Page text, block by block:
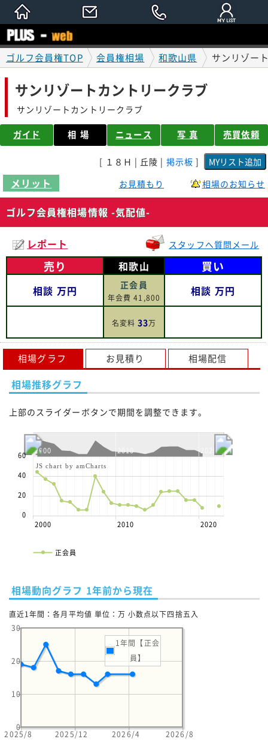
ゴルフ会員権TOP 会員権相場 和歌山県 サンリゾー
サンリゾートカントリークラブ
サンリゾートカントリークラブ
ガイド 相場 ニュース 写 真 売買依頼
[ １８Ｈ | 丘陵 | 掲示板 ]
メリット お見積もり 相場のお知らせ
ゴルフ会員権相場情報 -気配値-
レポート スタッフへ質問メール
売り
相談 万円
和歌山
正会員
年会費 41,800
名変料33万
買い
相談 万円
相場グラフ お見積り 相場配信
相場推移グラフ
上部のスライダーボタンで期間を調整できます。
2000 2010 2020
2000 2010 2020
0
20
40
60
JS chart by amCharts
正会員
相場動向グラフ 1年前から現在
直近1年間：各月平均値 単位：万 小数点以下四捨五入
2025/8 2025/12 2026/4 2026/8
0
10
20
30
1年間【正会
員】